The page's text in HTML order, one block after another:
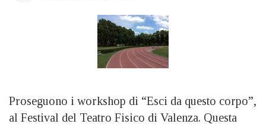
Proseguono i workshop di “Esci da questo corpo”,
al Festival del Teatro Fisico di Valenza. Questa